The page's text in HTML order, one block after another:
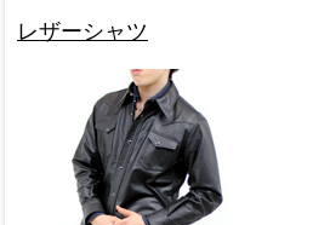
レザーシャツ